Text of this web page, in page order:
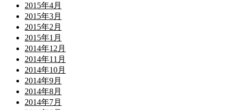
2015年4月
2015年3月
2015年2月
2015年1月
2014年12月
2014年11月
2014年10月
2014年9月
2014年8月
2014年7月